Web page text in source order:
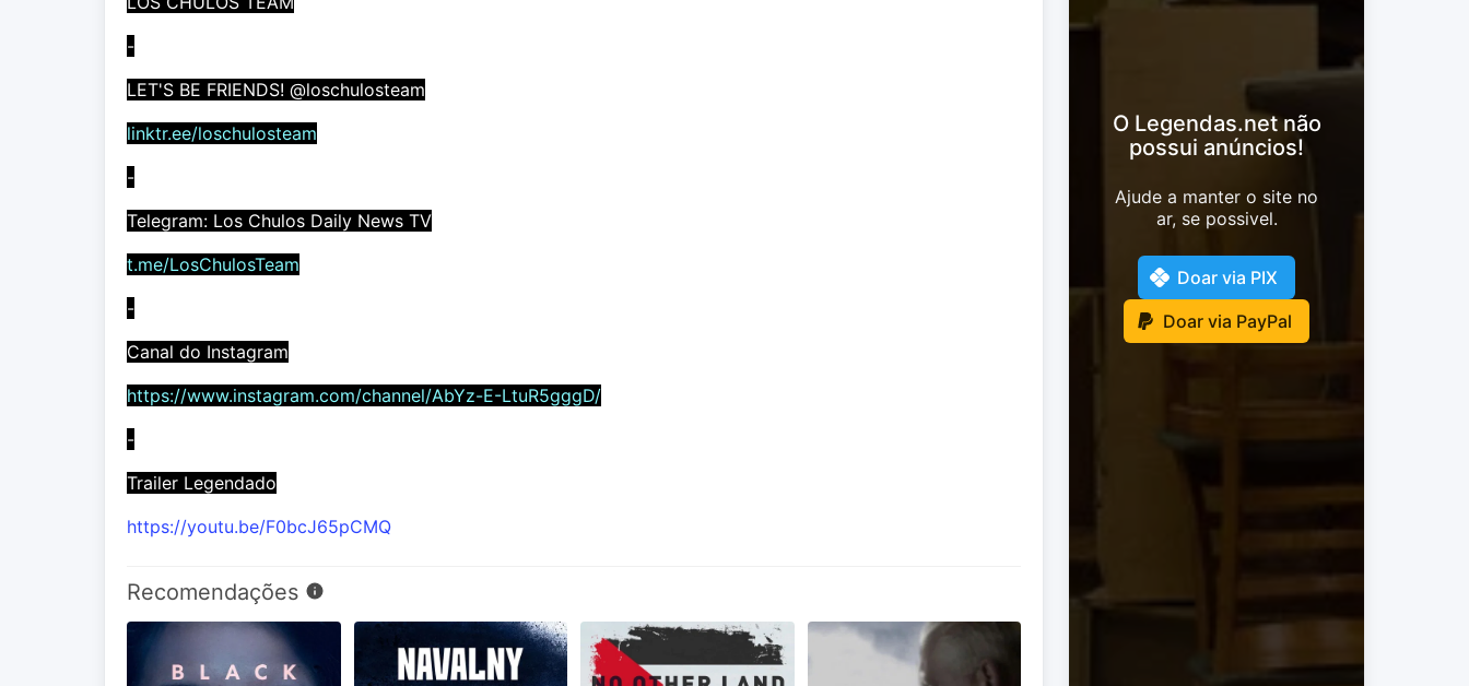
-
LET'S BE FRIENDS! @loschulosteam
linktr.ee/loschulosteam
-
Telegram: Los Chulos Daily News TV
t.me/LosChulosTeam
-
Canal do Instagram
https://www.instagram.com/channel/AbYz-E-LtuR5gggD/
-
Trailer Legendado
https://youtu.be/F0bcJ65pCMQ
Recomendações
O Legendas.net não
possui anúncios!
Ajude a manter o site no
ar, se possivel.
Doar via PIX
Doar via PayPal